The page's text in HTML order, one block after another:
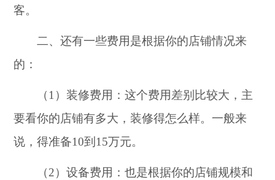
客。
二、还有一些费用是根据你的店铺情况来
的：
（1）装修费用：这个费用差别比较大，主
要看你的店铺有多大，装修得怎么样。一般来
说，得准备10到15万元。
（2）设备费用：也是根据你的店铺规模和